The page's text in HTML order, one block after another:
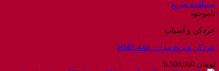
مشاهده سریع
ناموجود
خردکن و آسیاب
خردکن هنریچ مدل HMZ-۸۸۵۰
تومان